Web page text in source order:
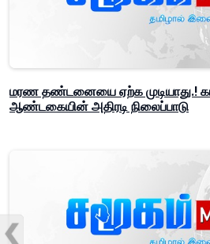
மரண தண்டனையை ஏற்க முடியாது.!
ஆண்டகையின் அதிரடி நிலைப்பாடு